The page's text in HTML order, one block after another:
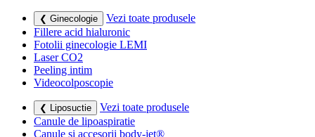
❮ Ginecologie
Vezi toate produsele
Fillere acid hialuronic
Fotolii ginecologie LEMI
Laser CO2
Peeling intim
Videocolposcopie
❮ Liposuctie
Vezi toate produsele
Canule de lipoaspiratie
Canule si accesorii body-jet®